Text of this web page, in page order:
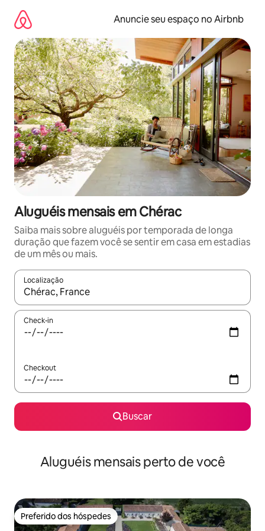
para
conteúdo
Anuncie seu espaço no Airbnb
Aluguéis mensais em Chérac
Saiba mais sobre aluguéis por temporada de longa
duração que fazem você se sentir em casa em estadias
de um mês ou mais.
Localização
Quando os resultados estiverem disponíveis, explore-os
Check-in
Checkout
Buscar
Aluguéis mensais perto de você
Preferido dos hóspedes
Preferido dos hóspedes